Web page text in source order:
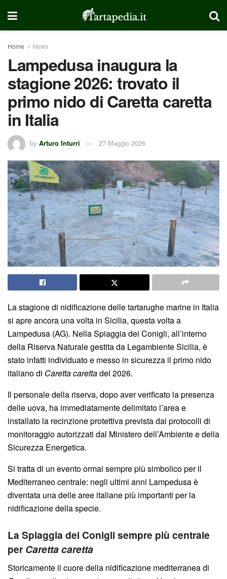
Home News
Lampedusa inaugura la
stagione 2026: trovato il
primo nido di Caretta caretta
in Italia
by Arturo Inturri 27 Maggio 2026
La stagione di nidificazione delle tartarughe marine in Italia
si apre ancora una volta in Sicilia, questa volta a
Lampedusa (AG). Nella Spiaggia dei Conigli, all’interno
della Riserva Naturale gestita da Legambiente Sicilia, è
stato infatti individuato e messo in sicurezza il primo nido
italiano di Caretta carettadel 2026.
Il personale della riserva, dopo aver verificato la presenza
delle uova, ha immediatamente delimitato l’area e
installato la recinzione protettiva prevista dai protocolli di
monitoraggio autorizzati dal Ministero dell’Ambiente e della
Sicurezza Energetica.
Si tratta di un evento ormai sempre più simbolico per il
Mediterraneo centrale: negli ultimi anni Lampedusa è
diventata una delle aree italiane più importanti per la
nidificazione della specie.
La Spiaggia dei Conigli sempre più centrale
per Caretta caretta
Storicamente il cuore della nidificazione mediterranea di